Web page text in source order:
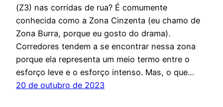
(Z3) nas corridas de rua? É comumente
conhecida como a Zona Cinzenta (eu chamo de
Zona Burra, porque eu gosto do drama).
Corredores tendem a se encontrar nessa zona
porque ela representa um meio termo entre o
esforço leve e o esforço intenso. Mas, o que…
20 de outubro de 2023